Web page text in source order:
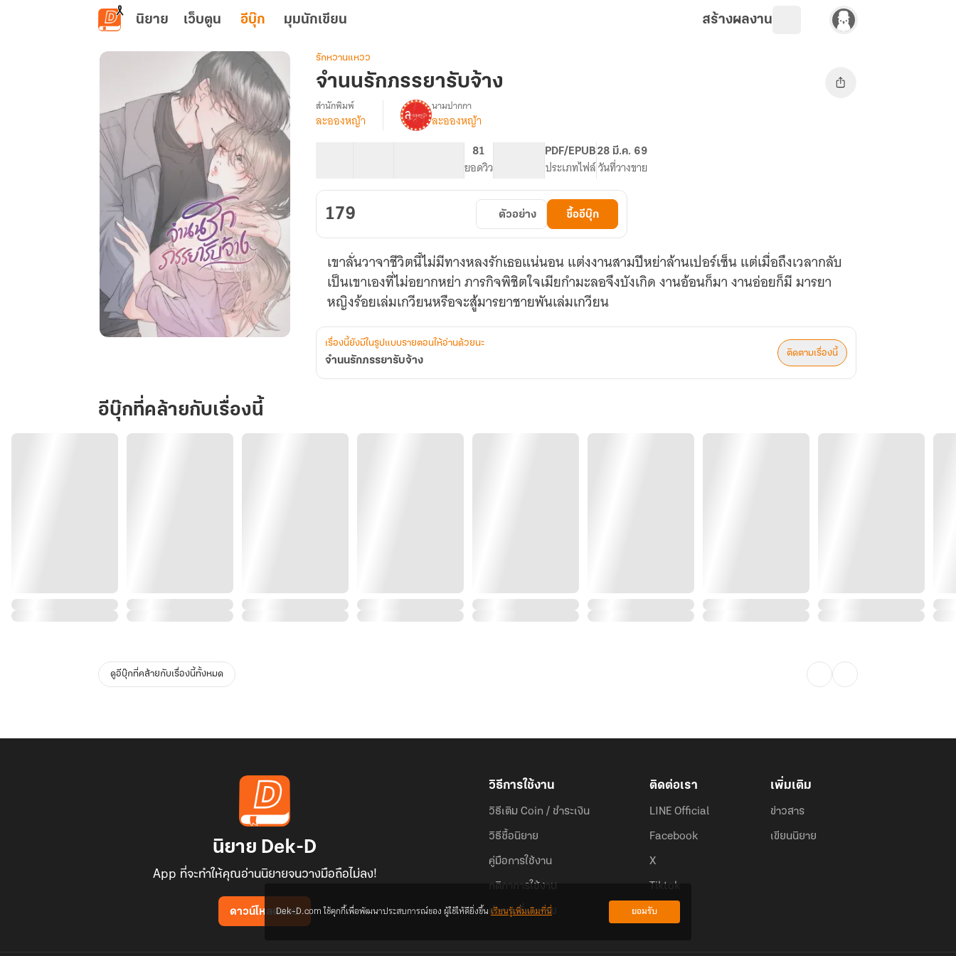
ข้ามไปยังเนื้อหาหลัก
นิยาย เว็บตูน อีบุ๊ก มุมนักเขียน สร้างผลงาน
รับจ้าง
รักหวานแหวว
จำนนรักภรรยารับจ้าง
เรื่อง
สำนักพิมพ์
ละอองหญ้า
นามปากกา
ละอองหญ้า
81
ยอดวิว
PDF/EPUB
ประเภทไฟล์
28 มี.ค. 69
วันที่วางขาย
179 ตัวอย่าง ซื้ออีบุ๊ก
เขาลั่นวาจาชีวิตนี้ไม่มีทางหลงรักเธอแน่นอน แต่งงานสามปีหย่าล้านเปอร์เซ็น แต่เมื่อถึงเวลากลับ
เป็นเขาเองที่ไม่อยากหย่า ภารกิจพิชิตใจเมียกำมะลอจึงบังเกิด งานอ้อนก็มา งานอ่อยก็มี มารยา
หญิงร้อยเล่มเกวียนหรือจะสู้มารยาชายพันเล่มเกวียน
เรื่องนี้ยังมีในรูปแบบรายตอนให้อ่านด้วยนะ
จำนนรักภรรยารับจ้าง
ติดตามเรื่องนี้
อีบุ๊กที่คล้ายกับเรื่องนี้
ดูอีบุ๊กที่คล้ายกับเรื่องนี้ทั้งหมด
นิยาย Dek-D
App ที่จะทำให้คุณอ่านนิยายจนวางมือถือไม่ลง!
ดาวน์โหลดแอป
วิธีการใช้งาน
วิธีเติม Coin / ชำระเงิน
วิธีซื้อนิยาย
คู่มือการใช้งาน
กติกาการใช้งาน
คำถามที่พบบ่อย
ติดต่อเรา
LINE Official
Facebook
X
Tiktok
เพิ่มเติม
ข่าวสาร
เขียนนิยาย
Dek-D.com ใช้คุกกี้เพื่อพัฒนาประสบการณ์ของ ผู้ใช้ให้ดียิ่งขึ้นเรียนรู้เพิ่มเติมที่นี่ ยอมรับ